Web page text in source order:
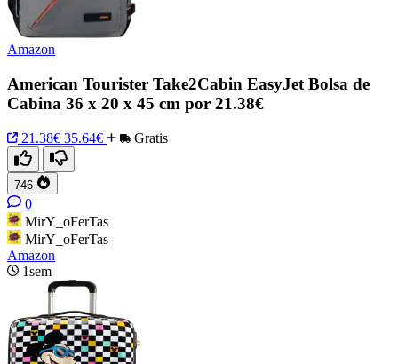
Amazon
American Tourister Take2Cabin EasyJet Bolsa de
Cabina 36 x 20 x 45 cm por 21.38€
21.38€ 35.64€ Gratis
746
0
MirY_oFerTas
MirY_oFerTas
Amazon
1sem